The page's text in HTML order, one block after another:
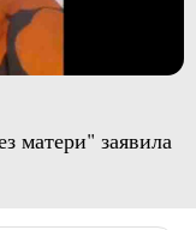
матери" заявила